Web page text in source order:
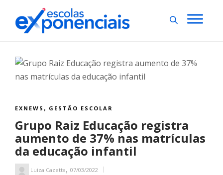
EXNEWS , GESTÃO ESCOLAR
Grupo Raiz Educação registra
aumento de 37% nas matrículas
da educação infantil
Luiza Cazetta, 07/03/2022